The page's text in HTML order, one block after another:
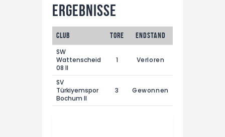
Ergebnisse
Club Tore
Endstand
SW
Wattenscheid
08 II
1 Verloren
SV
Türkiyemspor
Bochum II
3 Gewonnen